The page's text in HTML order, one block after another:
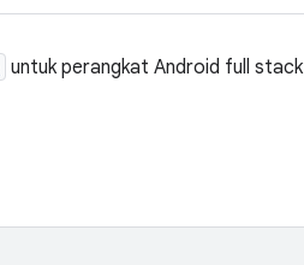
untuk perangkat Android full stack